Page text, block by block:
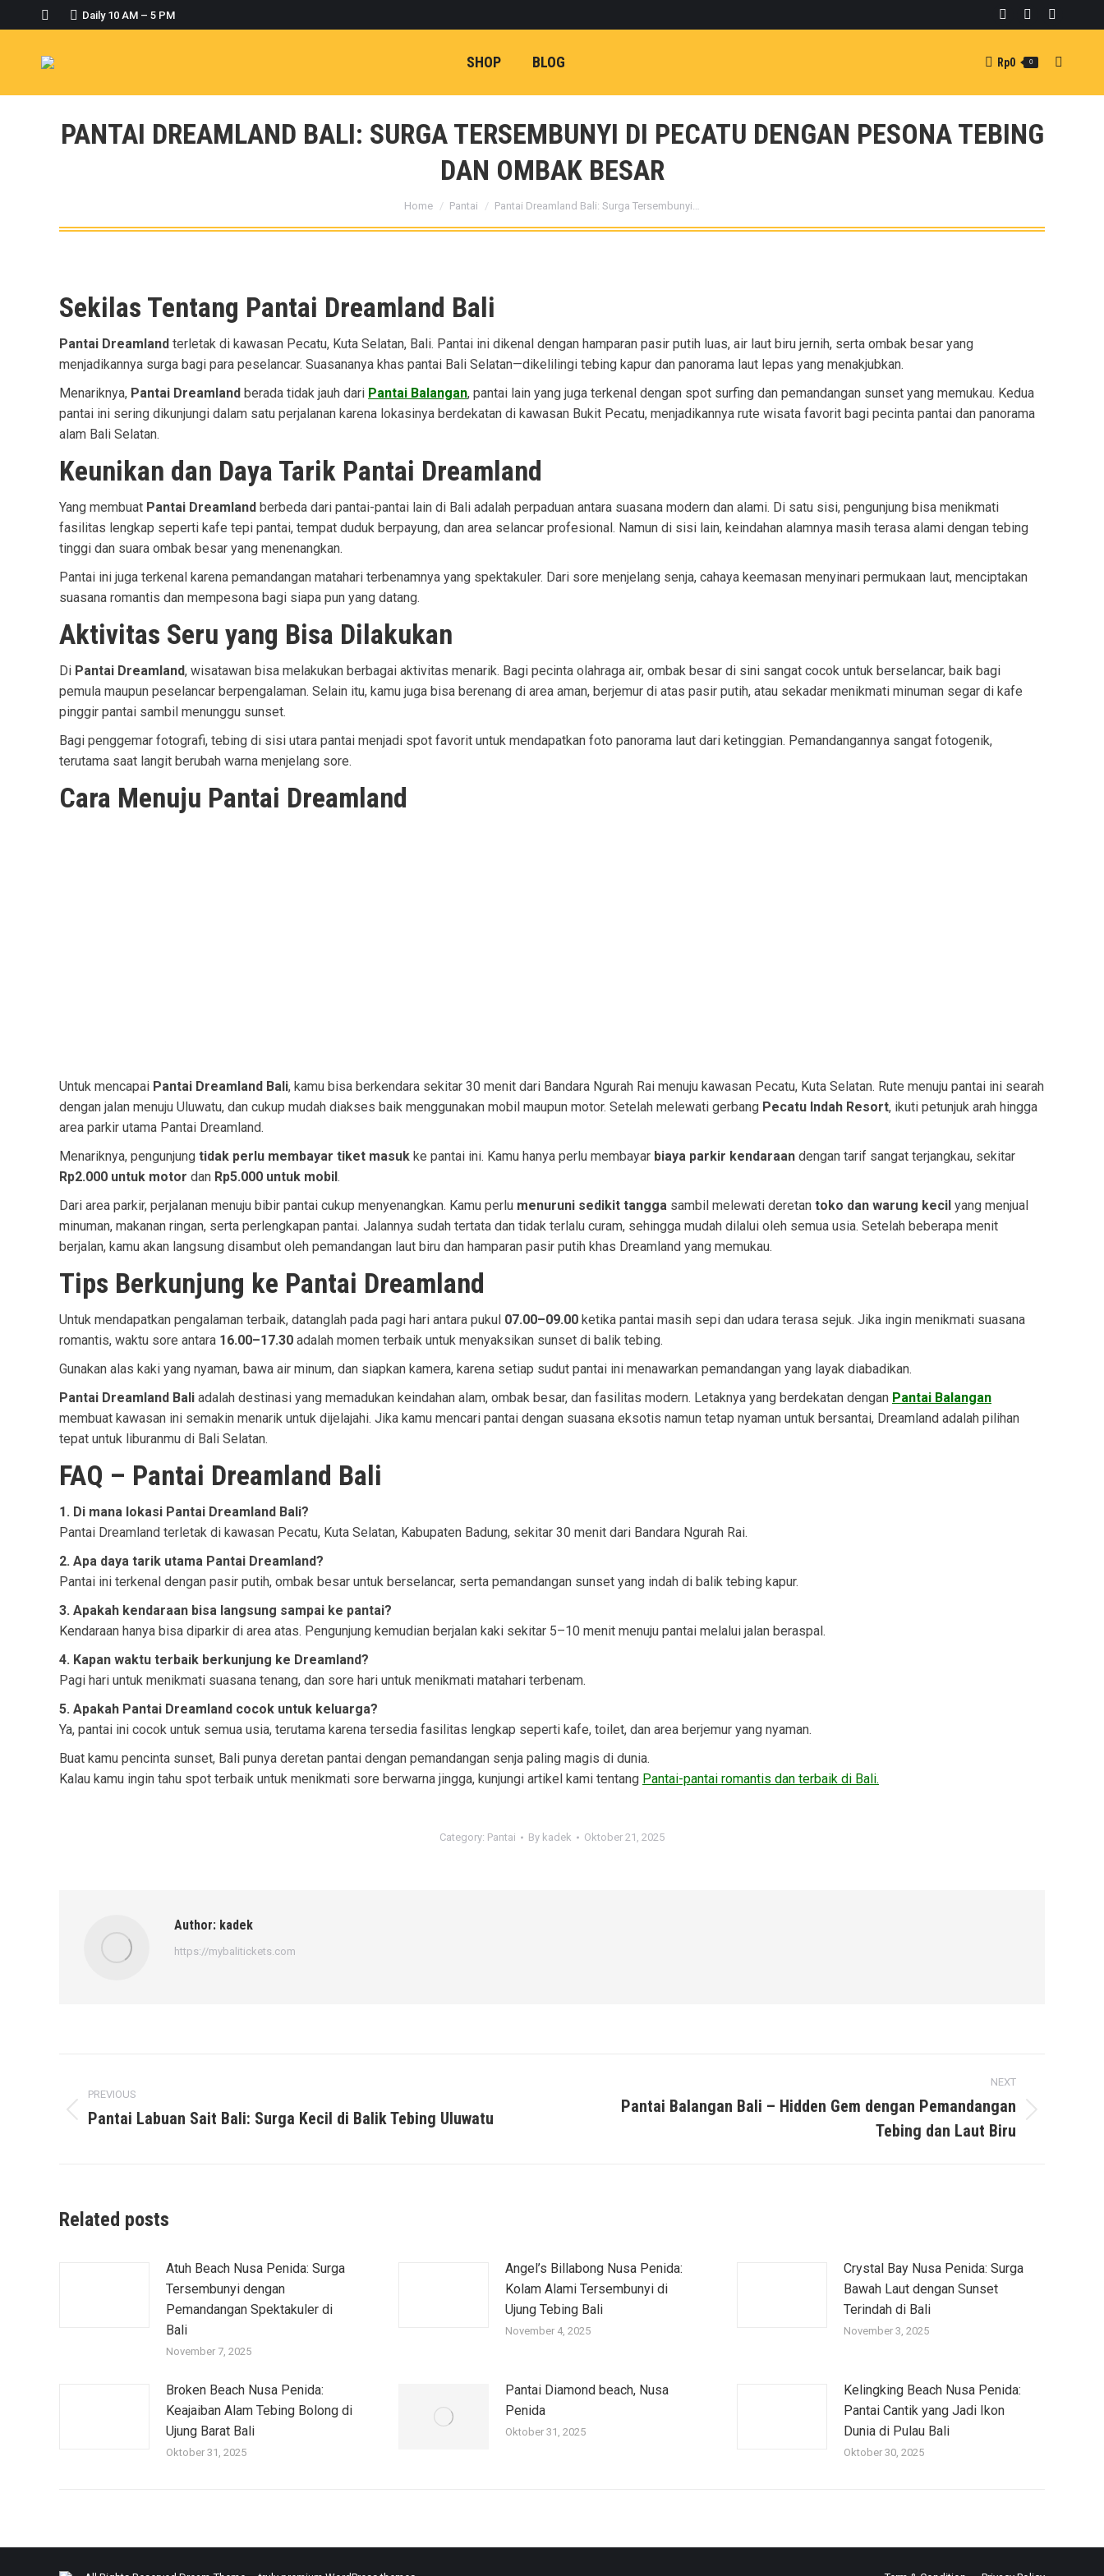
Daily 10 AM – 5 PM
Whatsapp
opens
window
Facebook
opens
window
opens
SHOP BLOG Rp0 0 Search:
PANTAI DREAMLAND BALI: SURGA TERSEMBUNYI DI PECATU DENGAN PESONA TEBING
DAN OMBAK BESAR
You are here:
Home Pantai Pantai Dreamland Bali: Surga Tersembunyi…
Sekilas Tentang Pantai Dreamland Bali
Pantai Dreamland terletak di kawasan Pecatu, Kuta Selatan, Bali. Pantai ini dikenal dengan hamparan pasir putih luas, air laut biru jernih, serta ombak besar yang
menjadikannya surga bagi para peselancar. Suasananya khas pantai Bali Selatan—dikelilingi tebing kapur dan panorama laut lepas yang menakjubkan.
Menariknya, Pantai Dreamland berada tidak jauh dari Pantai Balangan, pantai lain yang juga terkenal dengan spot surfing dan pemandangan sunset yang memukau. Kedua
pantai ini sering dikunjungi dalam satu perjalanan karena lokasinya berdekatan di kawasan Bukit Pecatu, menjadikannya rute wisata favorit bagi pecinta pantai dan panorama
alam Bali Selatan.
Keunikan dan Daya Tarik Pantai Dreamland
Yang membuat Pantai Dreamland berbeda dari pantai-pantai lain di Bali adalah perpaduan antara suasana modern dan alami. Di satu sisi, pengunjung bisa menikmati
fasilitas lengkap seperti kafe tepi pantai, tempat duduk berpayung, dan area selancar profesional. Namun di sisi lain, keindahan alamnya masih terasa alami dengan tebing
tinggi dan suara ombak besar yang menenangkan.
Pantai ini juga terkenal karena pemandangan matahari terbenamnya yang spektakuler. Dari sore menjelang senja, cahaya keemasan menyinari permukaan laut, menciptakan
suasana romantis dan mempesona bagi siapa pun yang datang.
Aktivitas Seru yang Bisa Dilakukan
Di Pantai Dreamland, wisatawan bisa melakukan berbagai aktivitas menarik. Bagi pecinta olahraga air, ombak besar di sini sangat cocok untuk berselancar, baik bagi
pemula maupun peselancar berpengalaman. Selain itu, kamu juga bisa berenang di area aman, berjemur di atas pasir putih, atau sekadar menikmati minuman segar di kafe
pinggir pantai sambil menunggu sunset.
Bagi penggemar fotografi, tebing di sisi utara pantai menjadi spot favorit untuk mendapatkan foto panorama laut dari ketinggian. Pemandangannya sangat fotogenik,
terutama saat langit berubah warna menjelang sore.
Cara Menuju Pantai Dreamland
Untuk mencapai Pantai Dreamland Bali, kamu bisa berkendara sekitar 30 menit dari Bandara Ngurah Rai menuju kawasan Pecatu, Kuta Selatan. Rute menuju pantai ini searah
dengan jalan menuju Uluwatu, dan cukup mudah diakses baik menggunakan mobil maupun motor. Setelah melewati gerbang Pecatu Indah Resort, ikuti petunjuk arah hingga
area parkir utama Pantai Dreamland.
Menariknya, pengunjung tidak perlu membayar tiket masuk ke pantai ini. Kamu hanya perlu membayar biaya parkir kendaraan dengan tarif sangat terjangkau, sekitar
Rp2.000 untuk motor dan Rp5.000 untuk mobil.
Dari area parkir, perjalanan menuju bibir pantai cukup menyenangkan. Kamu perlu menuruni sedikit tangga sambil melewati deretan toko dan warung kecil yang menjual
minuman, makanan ringan, serta perlengkapan pantai. Jalannya sudah tertata dan tidak terlalu curam, sehingga mudah dilalui oleh semua usia. Setelah beberapa menit
berjalan, kamu akan langsung disambut oleh pemandangan laut biru dan hamparan pasir putih khas Dreamland yang memukau.
Tips Berkunjung ke Pantai Dreamland
Untuk mendapatkan pengalaman terbaik, datanglah pada pagi hari antara pukul 07.00–09.00 ketika pantai masih sepi dan udara terasa sejuk. Jika ingin menikmati suasana
romantis, waktu sore antara 16.00–17.30 adalah momen terbaik untuk menyaksikan sunset di balik tebing.
Gunakan alas kaki yang nyaman, bawa air minum, dan siapkan kamera, karena setiap sudut pantai ini menawarkan pemandangan yang layak diabadikan.
Pantai Dreamland Bali adalah destinasi yang memadukan keindahan alam, ombak besar, dan fasilitas modern. Letaknya yang berdekatan dengan Pantai Balangan
membuat kawasan ini semakin menarik untuk dijelajahi. Jika kamu mencari pantai dengan suasana eksotis namun tetap nyaman untuk bersantai, Dreamland adalah pilihan
tepat untuk liburanmu di Bali Selatan.
FAQ – Pantai Dreamland Bali
1. Di mana lokasi Pantai Dreamland Bali?
Pantai Dreamland terletak di kawasan Pecatu, Kuta Selatan, Kabupaten Badung, sekitar 30 menit dari Bandara Ngurah Rai.
2. Apa daya tarik utama Pantai Dreamland?
Pantai ini terkenal dengan pasir putih, ombak besar untuk berselancar, serta pemandangan sunset yang indah di balik tebing kapur.
3. Apakah kendaraan bisa langsung sampai ke pantai?
Kendaraan hanya bisa diparkir di area atas. Pengunjung kemudian berjalan kaki sekitar 5–10 menit menuju pantai melalui jalan beraspal.
4. Kapan waktu terbaik berkunjung ke Dreamland?
Pagi hari untuk menikmati suasana tenang, dan sore hari untuk menikmati matahari terbenam.
5. Apakah Pantai Dreamland cocok untuk keluarga?
Ya, pantai ini cocok untuk semua usia, terutama karena tersedia fasilitas lengkap seperti kafe, toilet, dan area berjemur yang nyaman.
Buat kamu pencinta sunset, Bali punya deretan pantai dengan pemandangan senja paling magis di dunia.
Kalau kamu ingin tahu spot terbaik untuk menikmati sore berwarna jingga, kunjungi artikel kami tentang Pantai-pantai romantis dan terbaik di Bali.
Category: Pantai By kadek Oktober 21, 2025
Author: kadek
https://mybalitickets.com
navigation
PREVIOUS
Previous
Pantai Labuan Sait Bali: Surga Kecil di Balik Tebing Uluwatu
NEXT
Pantai Balangan Bali – Hidden Gem dengan Pemandangan
Tebing dan Laut Biru
Related posts
Atuh Beach Nusa Penida: Surga
Tersembunyi dengan
Pemandangan Spektakuler di
Bali
November 7, 2025
Angel’s Billabong Nusa Penida:
Kolam Alami Tersembunyi di
Ujung Tebing Bali
November 4, 2025
Crystal Bay Nusa Penida: Surga
Bawah Laut dengan Sunset
Terindah di Bali
November 3, 2025
Broken Beach Nusa Penida:
Keajaiban Alam Tebing Bolong di
Ujung Barat Bali
Oktober 31, 2025
Pantai Diamond beach, Nusa
Penida
Oktober 31, 2025
Kelingking Beach Nusa Penida:
Pantai Cantik yang Jadi Ikon
Dunia di Pulau Bali
Oktober 30, 2025